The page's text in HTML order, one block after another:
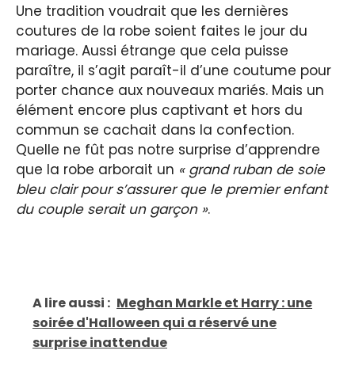
Une tradition voudrait que les dernières
coutures de la robe soient faites le jour du
mariage. Aussi étrange que cela puisse
paraître, il s’agit paraît-il d’une coutume pour
porter chance aux nouveaux mariés. Mais un
élément encore plus captivant et hors du
commun se cachait dans la confection.
Quelle ne fût pas notre surprise d’apprendre
que la robe arborait un « grand ruban de soie
bleu clair pour s’assurer que le premier enfant
du couple serait un garçon ».
A lire aussi : Meghan Markle et Harry : une
soirée d'Halloween qui a réservé une
surprise inattendue